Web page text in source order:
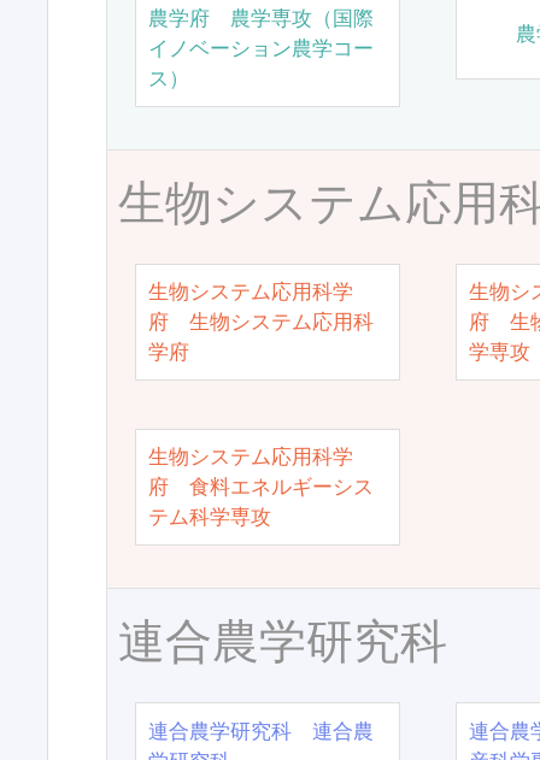
農学府 農学専攻（国際
イノベーション農学コー
ス）
生物システム応用
生物システム応用科学
府 生物システム応用科
学府
生物シ
府 生
学専攻
生物システム応用科学
府 食料エネルギーシス
テム科学専攻
連合農学研究科
連合農学研究科 連合農
連合農